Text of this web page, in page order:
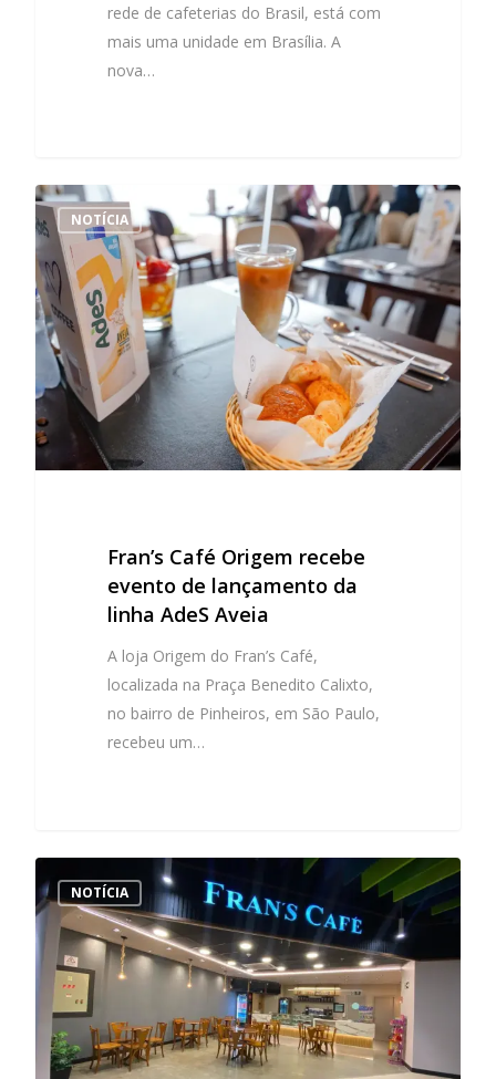
rede de cafeterias do Brasil, está com
mais uma unidade em Brasília. A
nova…
NOTÍCIA
Fran’s Café Origem recebe
evento de lançamento da
linha AdeS Aveia
A loja Origem do Fran’s Café,
localizada na Praça Benedito Calixto,
no bairro de Pinheiros, em São Paulo,
recebeu um…
NOTÍCIA
Nossa história
Cardápio